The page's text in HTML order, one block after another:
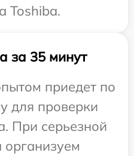
Toshiba.
за 35 минут
приедет по
для проверки
При серьезной